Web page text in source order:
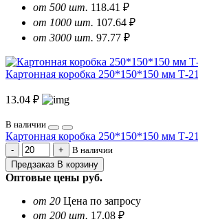
от 500 шт. 118.41 ₽
от 1000 шт. 107.64 ₽
от 3000 шт. 97.77 ₽
Картонная коробка 250*150*150 мм Т-21
13.04 ₽
В наличии
Картонная коробка 250*150*150 мм Т-21
В наличии
Предзаказ В корзину
Оптовые цены руб.
от 20 Цена по запросу
от 200 шт. 17.08 ₽